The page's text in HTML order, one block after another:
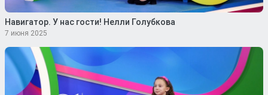
Навигатор. У нас гости! Нелли Голубкова
7 июня 2025